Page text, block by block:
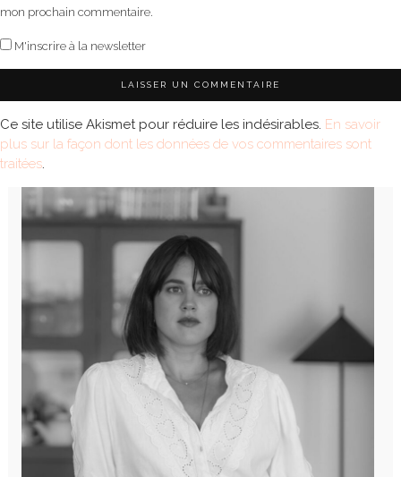
mon prochain commentaire.
M'inscrire à la newsletter
Ce site utilise Akismet pour réduire les indésirables. En savoir
plus sur la façon dont les données de vos commentaires sont
traitées.